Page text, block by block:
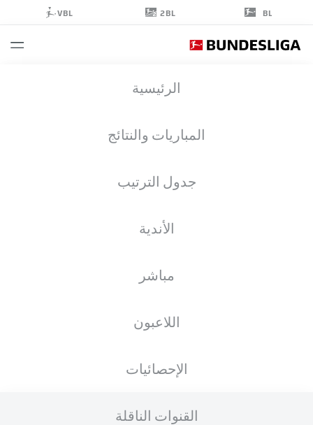
BL
2BL
VBL
الرئيسية
المباريات والنتائج
جدول الترتيب
الأندية
مباشر
اللاعبون
الإحصائيات
القنوات الناقلة
17.05.2003